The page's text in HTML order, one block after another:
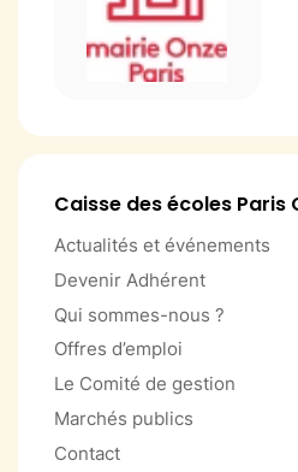
Caisse des écoles Paris
Actualités et événements
Devenir Adhérent
Qui sommes-nous ?
Offres d’emploi
Le Comité de gestion
Marchés publics
Contact